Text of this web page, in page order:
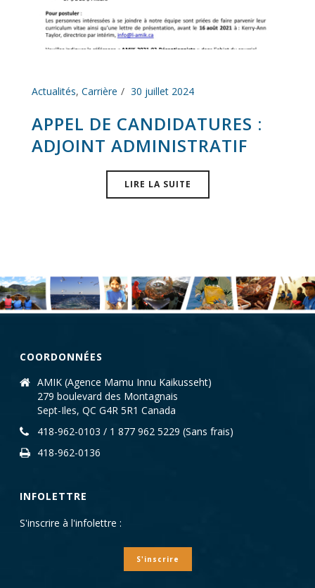
Actualités, Carrière 30 juillet 2024
APPEL DE CANDIDATURES :
ADJOINT ADMINISTRATIF
LIRE LA SUITE
COORDONNÉES
AMIK (Agence Mamu Innu Kaikusseht)
279 boulevard des Montagnais
Sept-Iles, QC G4R 5R1 Canada
418-962-0103 / 1 877 962 5229 (Sans frais)
418-962-0136
INFOLETTRE
S'inscrire à l'infolettre :
S'inscrire